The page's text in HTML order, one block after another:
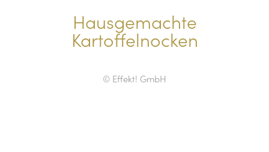
Hausgemachte
Kartoffelnocken
© Effekt! GmbH